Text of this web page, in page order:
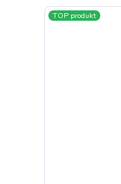
TOP produkt